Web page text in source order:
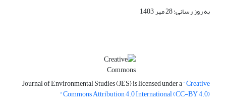
به روز رسانی: 28 مهر 1403
Journal of Environmental Studies (JES) is licensed under a"Creative
Commons Attribution 4.0 International (CC-BY 4.0)"